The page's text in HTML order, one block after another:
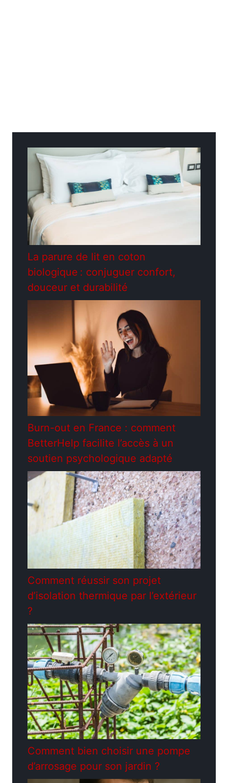
La parure de lit en coton
biologique : conjuguer confort,
douceur et durabilité
Burn-out en France : comment
BetterHelp facilite l’accès à un
soutien psychologique adapté
Comment réussir son projet
d’isolation thermique par l’extérieur
?
Comment bien choisir une pompe
d’arrosage pour son jardin ?